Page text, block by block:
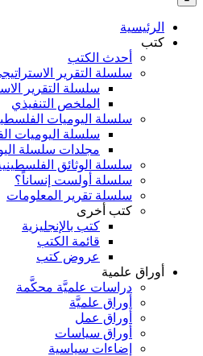
بالنسبة
الرئيسية
كتب
أحدث الكتب
سلسلة التقرير
سلسلة التقرير
الملخص التنفيذي
سلسلة اليوميات
سلسلة اليوميات
مجلدات سلسلة
سلسلة الوثائق
سلسلة أولست إنساناً؟
سلسلة تقرير المعلومات
كتب أخرى
كتب بالإنجليزية
قائمة الكتب
عروض كتب
أوراق علمية
دراسات علميَّة محكَّمة
أوراق علميَّة
أوراق عمل
أوراق سياسات
إضاءات سياسية